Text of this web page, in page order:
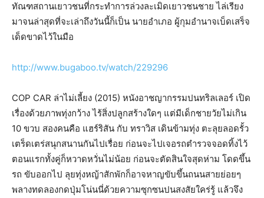
ทัณฑสถานเยาวชนที่กระทำการล่วงละเมิดเยาวชนชาย ไล่เรียง
มาจนล่าสุดที่จะเล่าถึงวันนี้ก็เป็น นายอำเภอ ผู้กุมอำนาจเบ็ดเสร็จ
เด็ดขาดไว้ในมือ
http://www.bugaboo.tv/watch/229296
COP CAR ล่าไม่เลี้ยง (2015) หนังอาชญากรรมปนทริลเลอร์ เปิด
เรื่องด้วยภาพทุ่งกว้าง ไร้สิ่งปลูกสร้างใดๆ แต่มีเด็กชายวัยไม่เกิน
10 ขวบ สองคนคือ แฮร์ริสัน กับ ทราวิส เดินข้ามทุ่ง ตะลุยลอดรั้ว
เตร็ดเตร่สนุกสนานกันไปเรื่อย ก่อนจะไปเจอรถตำรวจจอดทิ้งไว้
ตอนแรกทั้งคู่ก็หวาดหวั่นไม่น้อย ก่อนจะตัดสินใจสุดห่าม โดดขึ้น
รถ ขับออกไป ลุยทุ่งหญ้าสักพักก็อาจหาญขับขึ้นถนนสายย่อยๆ
พลางทดลองกดปุ่มโน่นนี่ด้วยความซุกซนปนสงสัยใคร่รู้ แล้วจึง